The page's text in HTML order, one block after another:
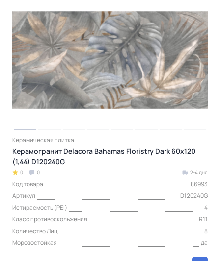
Керамическая плитка
Керамогранит Delacora Bahamas Floristry Dark 60x120
(1,44) D120240G
0 0 2-4 дня
Код товара
86993
Артикул
D120240G
Истираемость (PEI)
4
Класс противоскольжения
R11
Количество Лиц
8
Морозостойкая
да